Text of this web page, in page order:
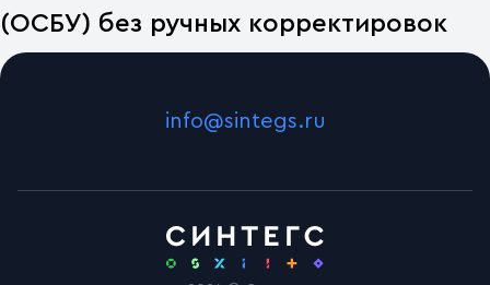
(ОСБУ) без ручных корректировок
info@sintegs.ru